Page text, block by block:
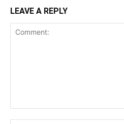
LEAVE A REPLY